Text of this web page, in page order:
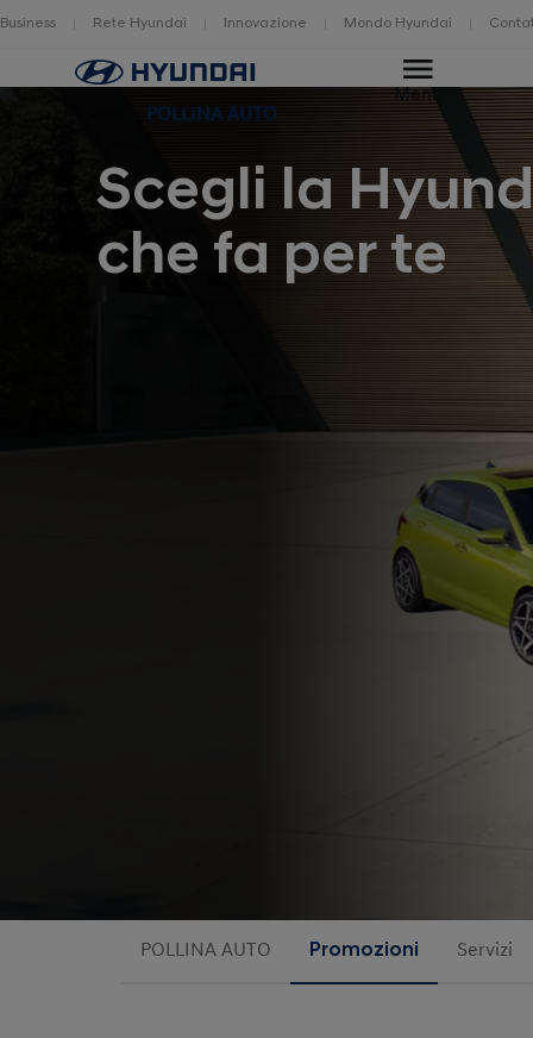
Business Rete Hyundai Innovazione Mondo Hyundai
Home
POLLINA AUTO
Menu
Scegli la
che fa per te
POLLINA AUTO Promozioni Servizi